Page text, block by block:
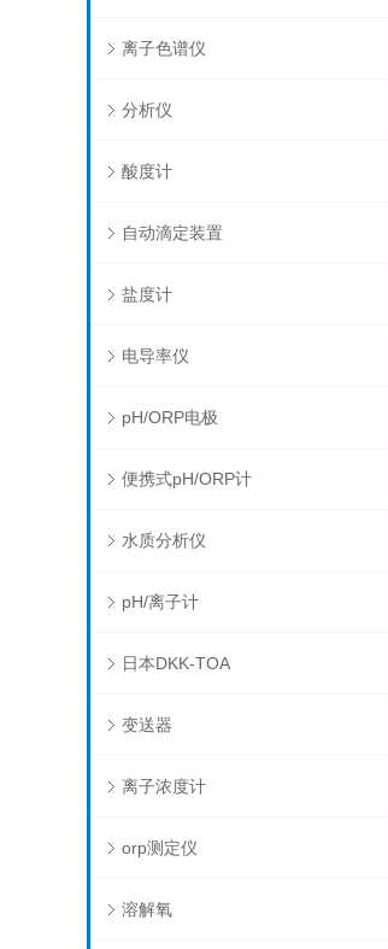
离子色谱仪
分析仪
酸度计
自动滴定装置
盐度计
电导率仪
pH/ORP电极
便携式pH/ORP计
水质分析仪
pH/离子计
日本DKK-TOA
变送器
离子浓度计
orp测定仪
溶解氧